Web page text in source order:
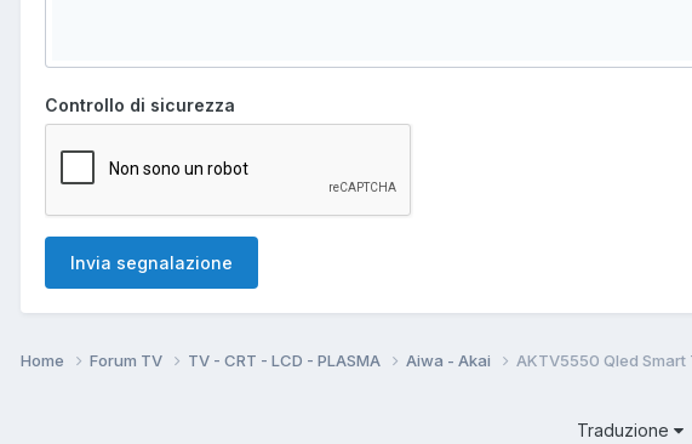
Controllo di sicurezza
Invia segnalazione
Home Forum TV TV - CRT - LCD - PLASMA Aiwa - Akai AKTV5550 Qled Smart
Traduzione